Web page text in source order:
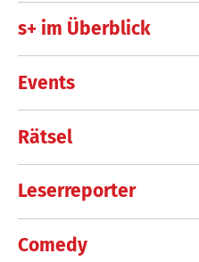
s+ im Überblick
Events
Rätsel
Leserreporter
Comedy